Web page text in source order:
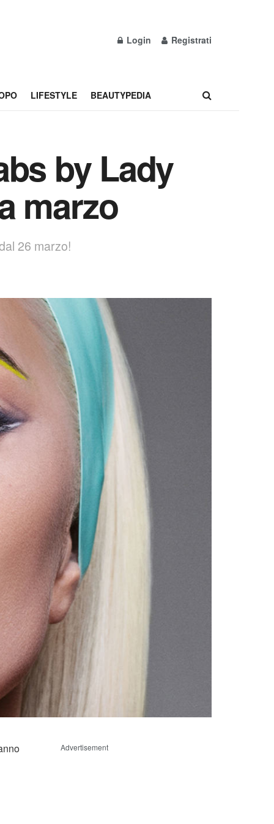
Login Registrati
LIFESTYLE BEAUTYPEDIA
by Lady
marzo
26 marzo!
Advertisement